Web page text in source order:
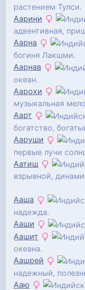
растением Тулси.
Аарини
адвентивная,
Аарна
богиня Лакшми.
Аарнав
океан.
Аарохи
музыкальная
Аарт
богатство,
Ааруши
первые лучи
Аатиш
взрывной,
Ааша
надежда.
Ааши
Аашит
океана.
Аашрей
надежный,
Ааю